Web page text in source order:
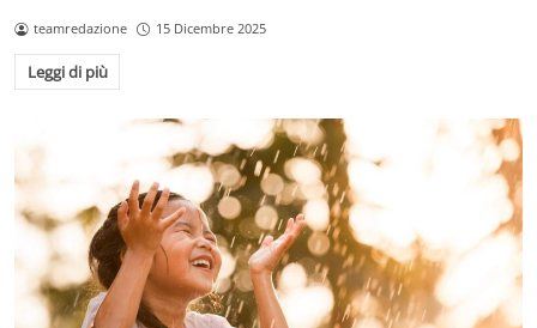
teamredazione 15 Dicembre 2025
Leggi di più